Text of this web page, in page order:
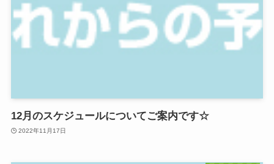
12月のスケジュールについてご案内です☆
2022年11月17日